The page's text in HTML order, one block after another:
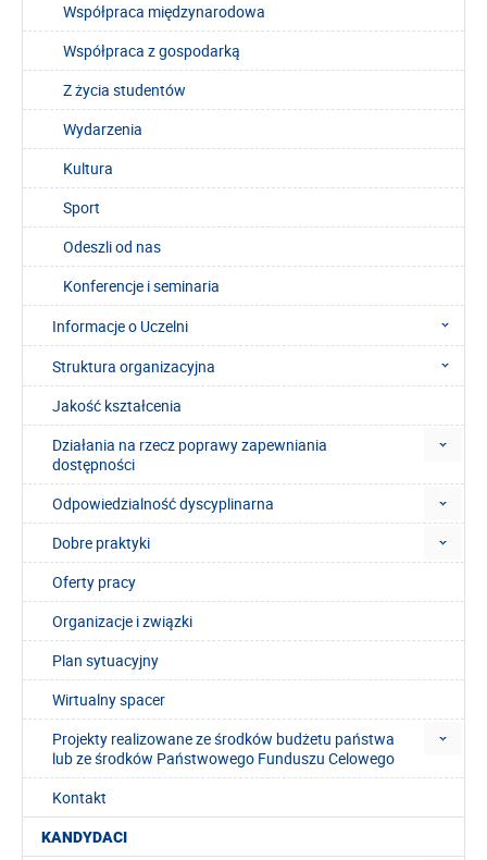
Współpraca międzynarodowa
Współpraca z gospodarką
Z życia studentów
Wydarzenia
Kultura
Sport
Odeszli od nas
Konferencje i seminaria
Informacje o Uczelni
Struktura organizacyjna
Jakość kształcenia
Działania na rzecz poprawy zapewniania
dostępności
Odpowiedzialność dyscyplinarna
Dobre praktyki
Oferty pracy
Organizacje i związki
Plan sytuacyjny
Wirtualny spacer
Projekty realizowane ze środków budżetu państwa
lub ze środków Państwowego Funduszu Celowego
Kontakt
KANDYDACI